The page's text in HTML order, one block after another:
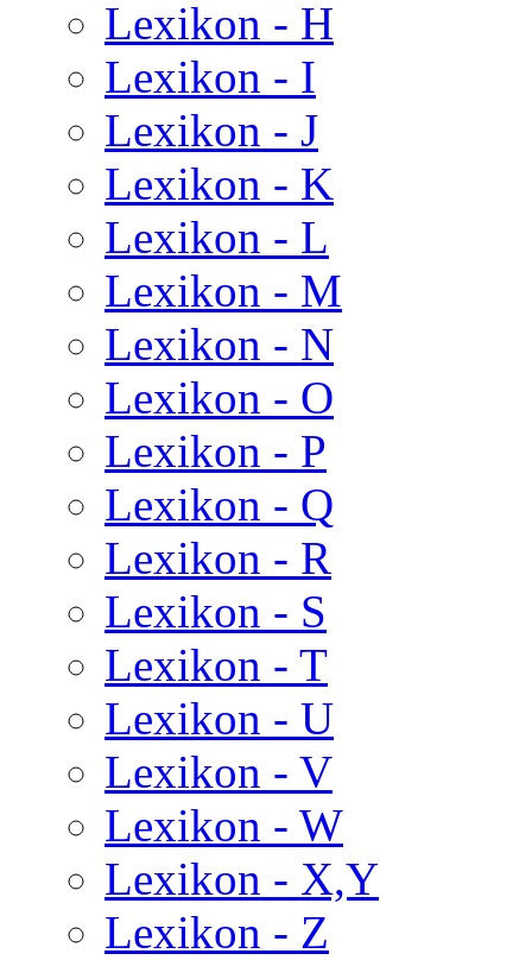
Lexikon - H
Lexikon - I
Lexikon - J
Lexikon - K
Lexikon - L
Lexikon - M
Lexikon - N
Lexikon - O
Lexikon - P
Lexikon - Q
Lexikon - R
Lexikon - S
Lexikon - T
Lexikon - U
Lexikon - V
Lexikon - W
Lexikon - X,Y
Lexikon - Z